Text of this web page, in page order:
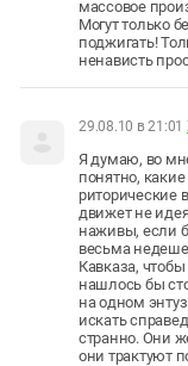
массовое
Могут только
поджигать!
ненависть
29.08.10 в 21:01
Я думаю, во
понятно,
риторические
движет не
наживы, если
весьма
Кавказа,
нашлось бы
на одном
искать
странно. Они
они трактуют